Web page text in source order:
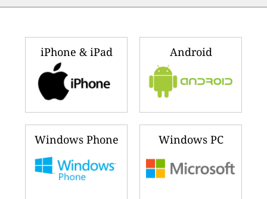
iPhone & iPad Android
Windows Phone Windows PC